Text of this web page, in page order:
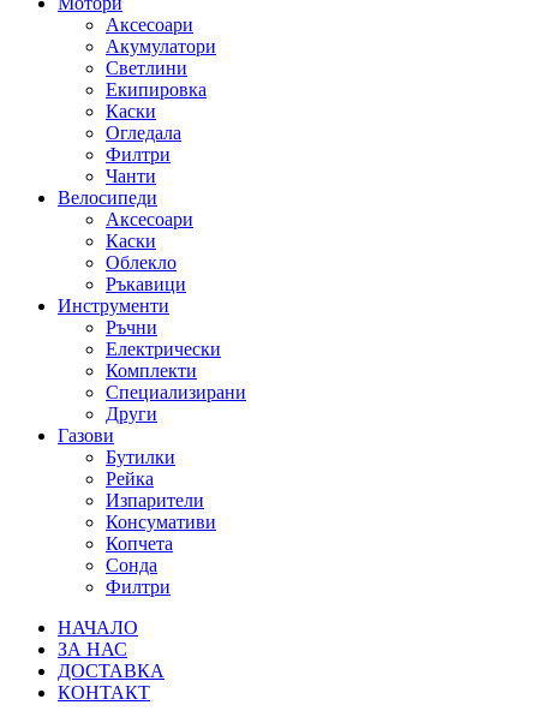
Аксесоари
Акумулатори
Светлини
Екипировка
Каски
Огледала
Филтри
Чанти
Велосипеди
Аксесоари
Каски
Облекло
Ръкавици
Инструменти
Ръчни
Електрически
Комплекти
Специализирани
Други
Газови
Бутилки
Рейка
Изпарители
Консумативи
Копчета
Сонда
Филтри
НАЧАЛО
ЗА НАС
ДОСТАВКА
КОНТАКТ